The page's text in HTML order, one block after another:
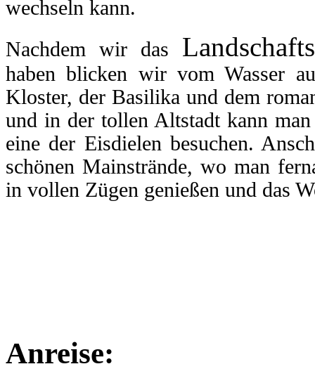
wechseln kann.
Nachdem wir das
haben blicken wir vom Wasser
Kloster, der Basilika und dem
und in der tollen Altstadt kann
eine der Eisdielen besuchen.
schönen Mainstrände, wo man
in vollen Zügen genießen und das
Anreise: